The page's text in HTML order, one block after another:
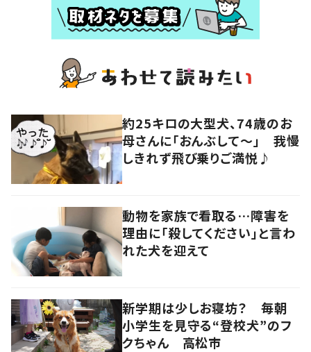
約25キロの大型犬、74歳のお
母さんに「おんぶして～」 我慢
しきれず飛び乗りご満悦♪
動物を家族で看取る…障害を
理由に「殺してください」と言わ
れた犬を迎えて
新学期は少しお寝坊？ 毎朝
小学生を見守る“登校犬”のフ
クちゃん 高松市